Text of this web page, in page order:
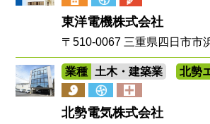
東洋電機株式会社
〒510-0067 三重県四日市市
業種 土木・建築業 北勢
北勢電気株式会社